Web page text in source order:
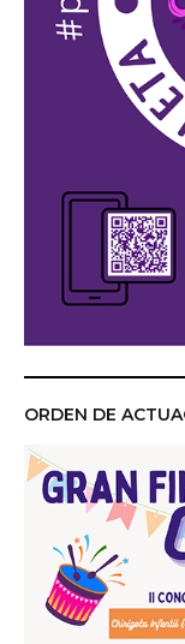
ORDEN DE